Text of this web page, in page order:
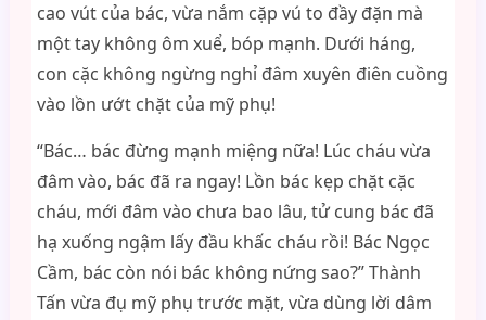
cao vút của bác, vừa nắm cặp vú to đầy đặn mà
một tay không ôm xuể, bóp mạnh. Dưới háng,
con cặc không ngừng nghỉ đâm xuyên điên cuồng
vào lồn ướt chặt của mỹ phụ!
“Bác… bác đừng mạnh miệng nữa! Lúc cháu vừa
đâm vào, bác đã ra ngay! Lồn bác kẹp chặt cặc
cháu, mới đâm vào chưa bao lâu, tử cung bác đã
hạ xuống ngậm lấy đầu khấc cháu rồi! Bác Ngọc
Cầm, bác còn nói bác không nứng sao?” Thành
Tấn vừa đụ mỹ phụ trước mặt, vừa dùng lời dâm